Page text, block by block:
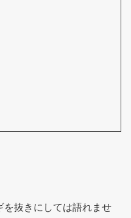
を抜きにしては語れませ